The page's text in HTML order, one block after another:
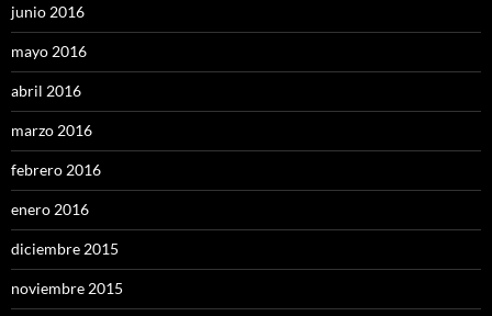
junio 2016
mayo 2016
abril 2016
marzo 2016
febrero 2016
enero 2016
diciembre 2015
noviembre 2015